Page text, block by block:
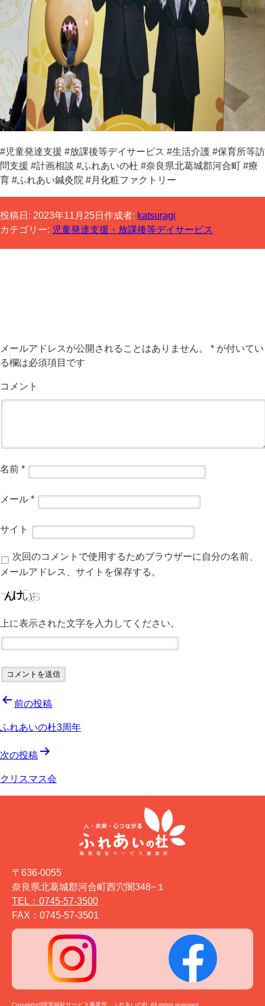
#児童発達支援 #放課後等デイサービス #生活介護 #保育所等訪
問支援 #計画相談 #ふれあいの杜 #奈良県北葛城郡河合町 #療
育 #ふれあい鍼灸院 #月化粧ファクトリー
投稿日: 2023年11月25日 作成者: katsuragi
カテゴリー: 児童発達支援・放課後等デイサービス
メールアドレスが公開されることはありません。 * が付いてい
る欄は必須項目です
コメント
名前 *
メール *
サイト
次回のコメントで使用するためブラウザーに自分の名前、
メールアドレス、サイトを保存する。
上に表示された文字を入力してください。
投
稿
ン
前の投稿
ふれあいの杜3周年
次の投稿
クリスマス会
〒636-0055
奈良県北葛城郡河合町西穴闇348−１
TEL：0745-57-3500
FAX：0745-57-3501